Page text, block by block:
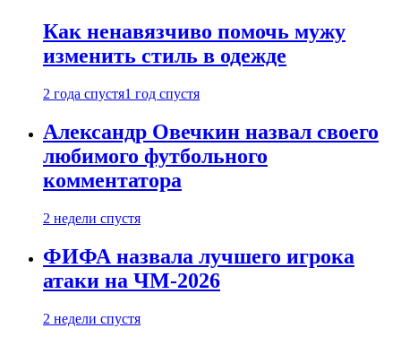
Как ненавязчиво помочь мужу
изменить стиль в одежде
2 года спустя1 год спустя
Александр Овечкин назвал своего
любимого футбольного
комментатора
2 недели спустя
ФИФА назвала лучшего игрока
атаки на ЧМ-2026
2 недели спустя